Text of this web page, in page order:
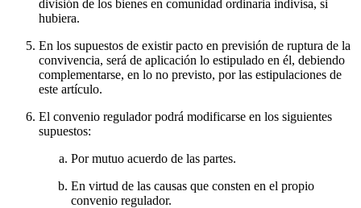
división de los bienes en comunidad ordinaria indivisa, si
hubiera.
En los supuestos de existir pacto en previsión de ruptura de la
convivencia, será de aplicación lo estipulado en él, debiendo
complementarse, en lo no previsto, por las estipulaciones de
este artículo.
El convenio regulador podrá modificarse en los siguientes
supuestos:
Por mutuo acuerdo de las partes.
En virtud de las causas que consten en el propio
convenio regulador.